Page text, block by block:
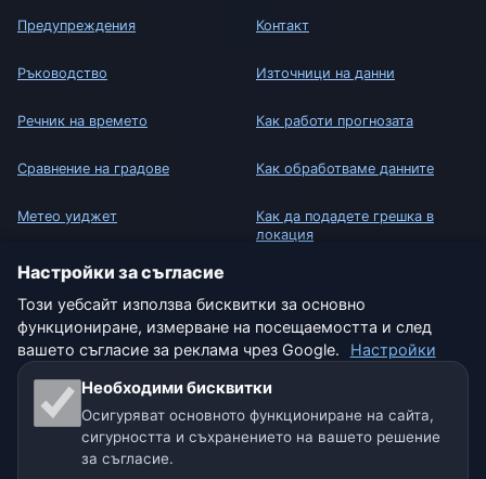
Предупреждения
Ръководство
Речник на времето
Сравнение на градове
Метео уиджет
Контакт
Източници на данни
Как работи прогнозата
Как обработваме данните
Как да подадете грешка в
локация
ПРАВНА ИНФОРМАЦИЯ
Защита на поверителността
Бисквитки
Условия за ползване
Отказ от отговорност
Настройки за съгласие
Този уебсайт използва бисквитки за основно
функциониране, измерване на посещаемостта и след
вашето съгласие за реклама чрез Google.
Настройки
Необходими бисквитки
Осигуряват основното функциониране на сайта,
сигурността и съхранението на вашето решение
за съгласие.